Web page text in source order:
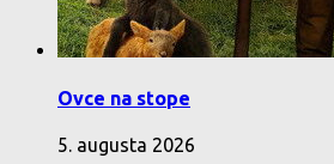
Ovce na stope
5. augusta 2026